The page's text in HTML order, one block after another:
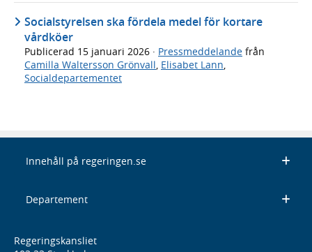
Socialstyrelsen ska fördela medel för kortare
vårdköer
Publicerad 15 januari 2026 · Pressmeddelande från
Camilla Waltersson Grönvall Elisabet Lann
Socialdepartementet
Innehåll på regeringen.se
Departement
Regeringskansliet